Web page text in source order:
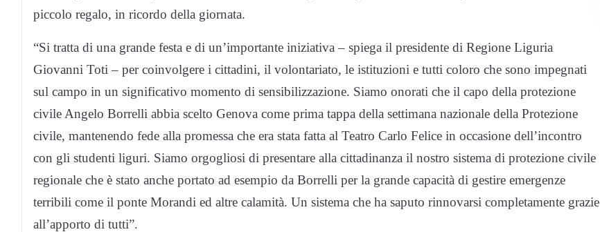
piccolo regalo, in ricordo della giornata.
“Si tratta di una grande festa e di un’importante iniziativa – spiega il presidente di Regione Liguria
Giovanni Toti – per coinvolgere i cittadini, il volontariato, le istituzioni e tutti coloro che sono impegnati
sul campo in un significativo momento di sensibilizzazione. Siamo onorati che il capo della protezione
civile Angelo Borrelli abbia scelto Genova come prima tappa della settimana nazionale della Protezione
civile, mantenendo fede alla promessa che era stata fatta al Teatro Carlo Felice in occasione dell’incontro
con gli studenti liguri. Siamo orgogliosi di presentare alla cittadinanza il nostro sistema di protezione civile
regionale che è stato anche portato ad esempio da Borrelli per la grande capacità di gestire emergenze
terribili come il ponte Morandi ed altre calamità. Un sistema che ha saputo rinnovarsi completamente grazie
all’apporto di tutti”.